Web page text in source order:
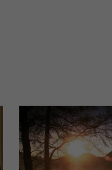
Twoich danych?
dostępu do danych,
danych
Twoich
musi być oparte na
danych w celu
zapewniania ich